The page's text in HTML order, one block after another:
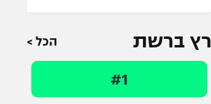
רץ ברשת הכל >
#1